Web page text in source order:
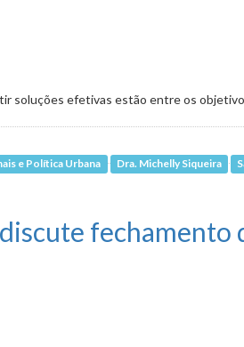
soluções efetivas estão entre os
e Política Urbana Dra. Michelly Siqueira
fechamento